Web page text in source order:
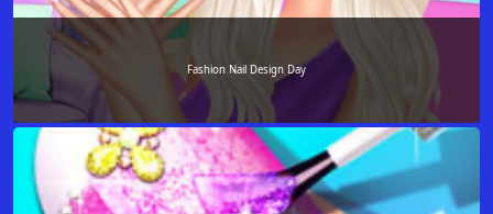
Fashion Nail Design Day